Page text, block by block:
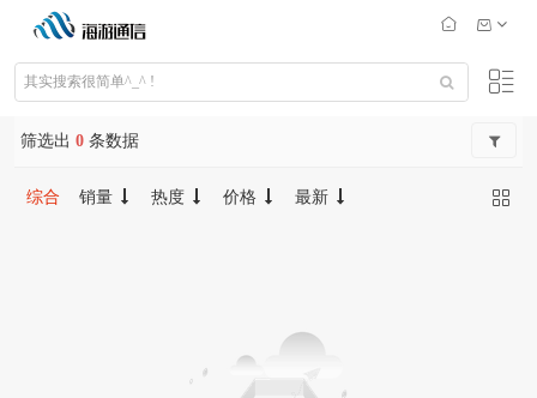
筛选出 0 条数据
综合 销量 热度 价格 最新